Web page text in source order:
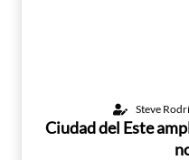
Steve
Ciudad del Este